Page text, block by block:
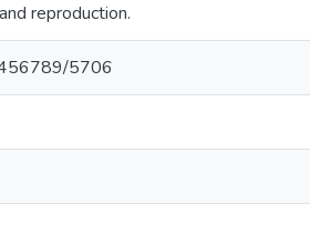
reproduction.
5706